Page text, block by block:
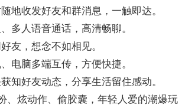
地收发好友和群消息，一触即达。
多人语音通话，高清畅聊。
友，想念不如相见。
电脑多端互传，方便快捷。
知好友动态，分享生活留住感动。
、炫动作、偷胶囊，年轻人爱的潮爆玩